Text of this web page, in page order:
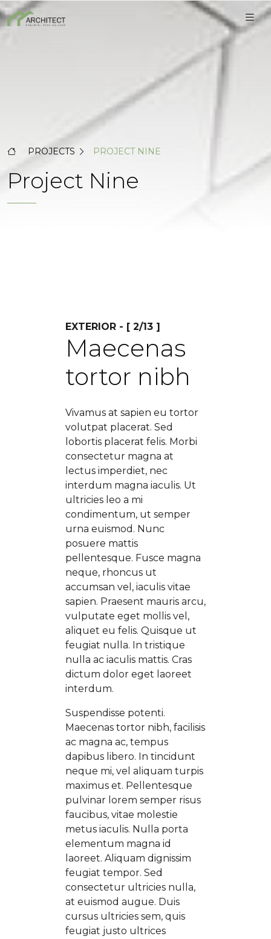
PROJECTS PROJECT NINE
Project Nine
EXTERIOR - [ 2/13 ]
Maecenas
tortor nibh
Vivamus at sapien eu tortor
volutpat placerat. Sed
lobortis placerat felis. Morbi
consectetur magna at
lectus imperdiet, nec
interdum magna iaculis. Ut
ultricies leo a mi
condimentum, ut semper
urna euismod. Nunc
posuere mattis
pellentesque. Fusce magna
neque, rhoncus ut
accumsan vel, iaculis vitae
sapien. Praesent mauris arcu,
vulputate eget mollis vel,
aliquet eu felis. Quisque ut
feugiat nulla. In tristique
nulla ac iaculis mattis. Cras
dictum dolor eget laoreet
interdum.
Suspendisse potenti.
Maecenas tortor nibh, facilisis
ac magna ac, tempus
dapibus libero. In tincidunt
neque mi, vel aliquam turpis
maximus et. Pellentesque
pulvinar lorem semper risus
faucibus, vitae molestie
metus iaculis. Nulla porta
elementum magna id
laoreet. Aliquam dignissim
feugiat tempor. Sed
consectetur ultricies nulla,
at euismod augue. Duis
cursus ultricies sem, quis
feugiat justo ultrices